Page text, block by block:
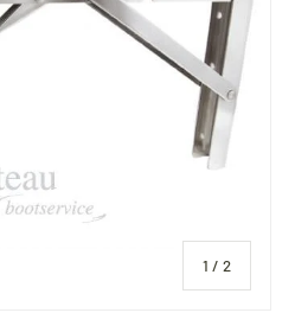
1 / van
2